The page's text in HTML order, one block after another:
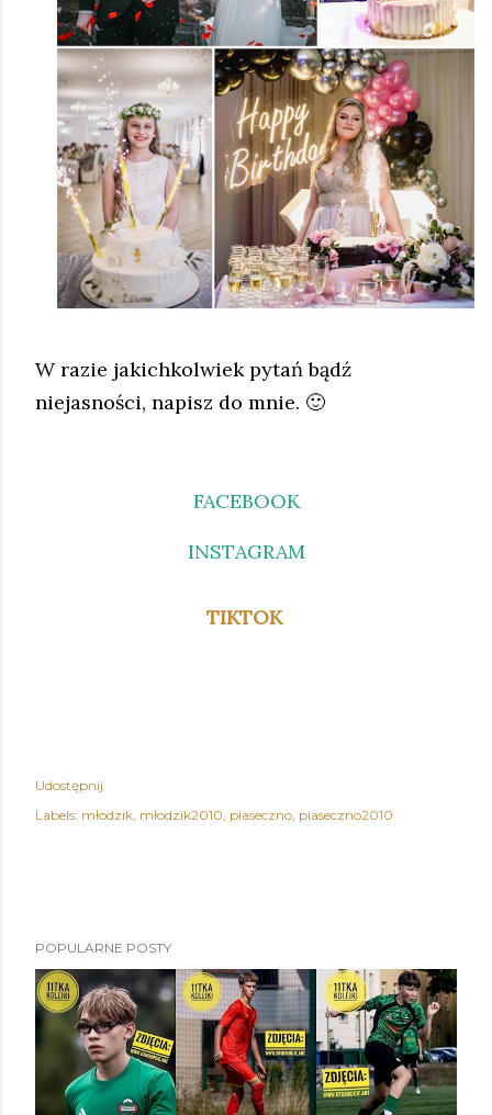
W razie jakichkolwiek pytań bądź
niejasności, napisz do mnie. 🙂
FACEBOOK
INSTAGRAM
TIKTOK
Udostępnij
Labels: młodzik młodzik2010 piaseczno piaseczno2010
POPULARNE POSTY